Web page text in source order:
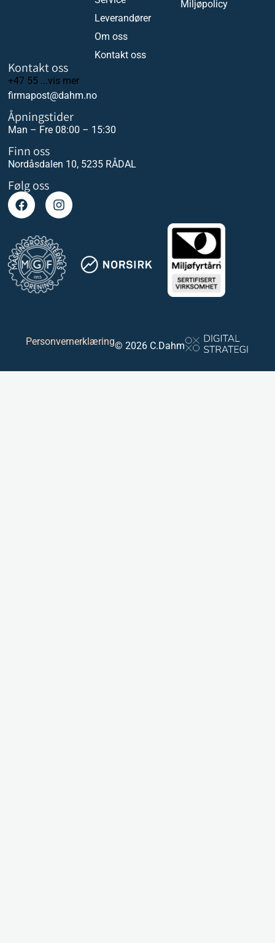
Leverandører
Om oss
Kontakt oss
Miljøpolicy
Kontakt oss
+47 55 ...vis mer
firmapost@dahm.no
Åpningstider
Man – Fre 08:00 – 15:30
Finn oss
Nordåsdalen 10, 5235 RÅDAL
Følg oss
Personvernerklæring© 2026 C.Dahm